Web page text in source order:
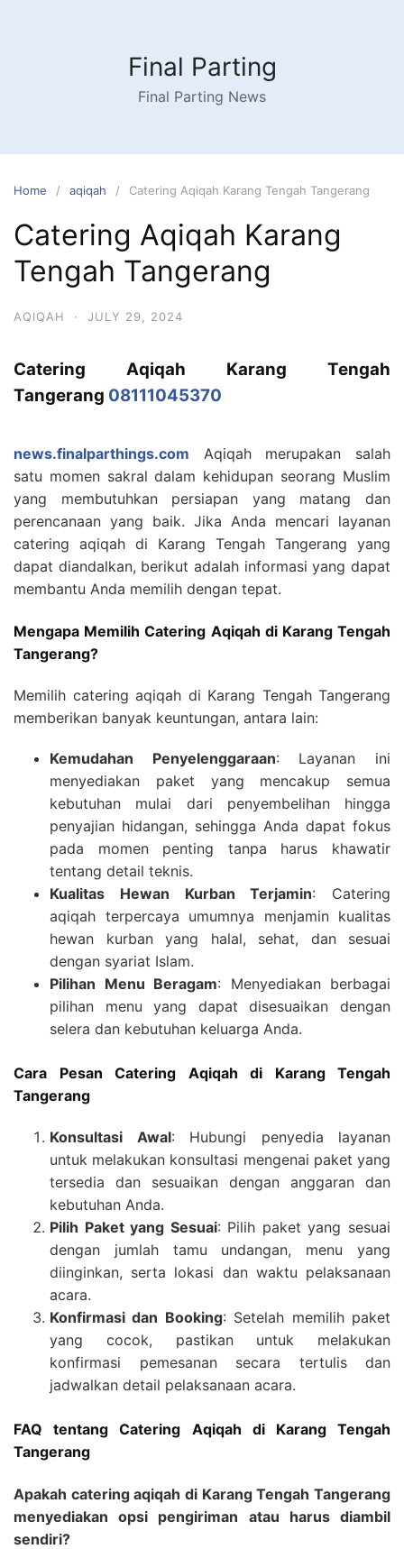
Final Parting
Final Parting News
Home aqiqah Catering Aqiqah Karang Tengah Tangerang
Catering Aqiqah Karang
Tengah Tangerang
AQIQAH · JULY 29, 2024
Catering Aqiqah Karang Tengah
Tangerang 08111045370
news.finalparthings.com Aqiqah merupakan salah
satu momen sakral dalam kehidupan seorang Muslim
yang membutuhkan persiapan yang matang dan
perencanaan yang baik. Jika Anda mencari layanan
catering aqiqah di Karang Tengah Tangerang yang
dapat diandalkan, berikut adalah informasi yang dapat
membantu Anda memilih dengan tepat.
Mengapa Memilih Catering Aqiqah di Karang Tengah
Tangerang?
Memilih catering aqiqah di Karang Tengah Tangerang
memberikan banyak keuntungan, antara lain:
Kemudahan Penyelenggaraan: Layanan ini
menyediakan paket yang mencakup semua
kebutuhan mulai dari penyembelihan hingga
penyajian hidangan, sehingga Anda dapat fokus
pada momen penting tanpa harus khawatir
tentang detail teknis.
Kualitas Hewan Kurban Terjamin: Catering
aqiqah terpercaya umumnya menjamin kualitas
hewan kurban yang halal, sehat, dan sesuai
dengan syariat Islam.
Pilihan Menu Beragam: Menyediakan berbagai
pilihan menu yang dapat disesuaikan dengan
selera dan kebutuhan keluarga Anda.
Cara Pesan Catering Aqiqah di Karang Tengah
Tangerang
Konsultasi Awal: Hubungi penyedia layanan
untuk melakukan konsultasi mengenai paket yang
tersedia dan sesuaikan dengan anggaran dan
kebutuhan Anda.
Pilih Paket yang Sesuai: Pilih paket yang sesuai
dengan jumlah tamu undangan, menu yang
diinginkan, serta lokasi dan waktu pelaksanaan
acara.
Konfirmasi dan Booking: Setelah memilih paket
yang cocok, pastikan untuk melakukan
konfirmasi pemesanan secara tertulis dan
jadwalkan detail pelaksanaan acara.
FAQ tentang Catering Aqiqah di Karang Tengah
Tangerang
Apakah catering aqiqah di Karang Tengah Tangerang
menyediakan opsi pengiriman atau harus diambil
sendiri?